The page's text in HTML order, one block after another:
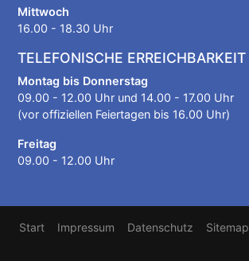
Mittwoch
16.00 - 18.30 Uhr
TELEFONISCHE ERREICHBARKEIT
Montag bis Donnerstag
09.00 - 12.00 Uhr und 14.00 - 17.00 Uhr
(vor offiziellen Feiertagen bis 16.00 Uhr)
Freitag
09.00 - 12.00 Uhr
Start Impressum Datenschutz Sitemap